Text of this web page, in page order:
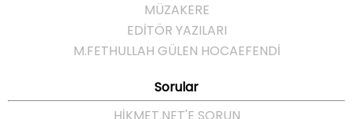
MÜZAKERE
EDİTÖR YAZILARI
M.FETHULLAH GÜLEN HOCAEFENDI
Sorular